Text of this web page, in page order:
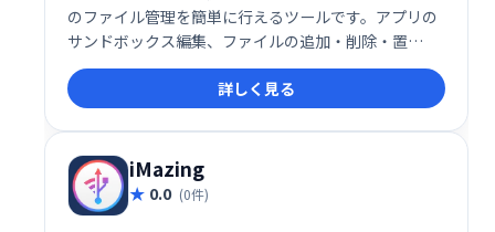
のファイル管理を簡単に行えるツールです。アプリの
サンドボックス編集、ファイルの追加・削除・置
換、.plistファイルのテキスト変換など、高度な機能も
備えています。デバイス内のファイルの閲覧、探索も
スムーズに行えます。iOSデバイスのファイル管理を
効率化したい方におすすめです。
詳しく見る
iMazing
0.0 (0件)